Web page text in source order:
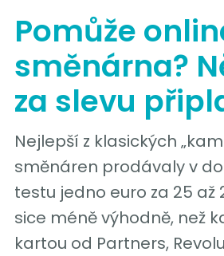
Pomůže
směnárna?
za slevu
Nejlepší z klasických
směnáren prodávaly v
testu jedno euro za 25 až
sice méně výhodně, než
kartou od Partners,